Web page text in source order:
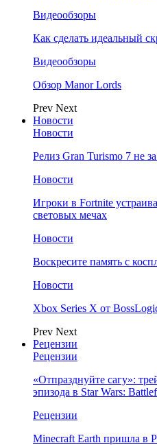
Видеообзоры
Как сделать идеальный
Видеообзоры
Обзор Manor Lords
Prev Next
Новости
Новости
Релиз Gran Turismo 7 не
Новости
Игроки в Fortnite
световых мечах
Новости
Воскресите память с
Новости
Xbox Series X от
Prev Next
Рецензии
Рецензии
«Отпразднуйте сагу»:
эпизода в Star Wars:
Рецензии
Minecraft Earth пришла в